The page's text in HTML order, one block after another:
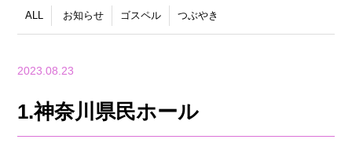
ALL お知らせ ゴスペル つぶやき
2023.08.23
1.神奈川県民ホール